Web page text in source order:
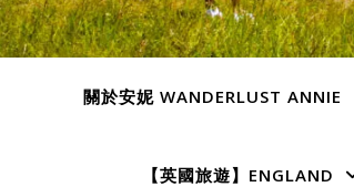
關於安妮 WANDERLUST ANNIE
【英國旅遊】ENGLAND